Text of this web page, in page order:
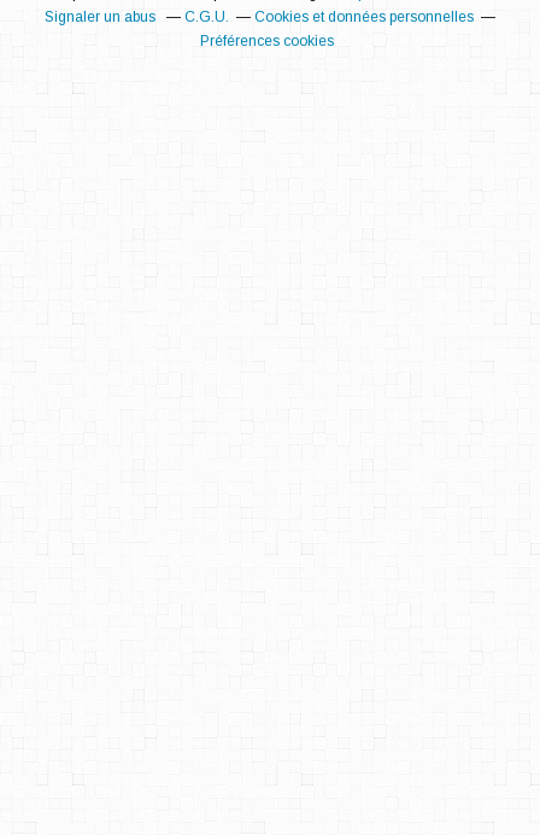
Signaler un abus
C.G.U.
Cookies et données personnelles
Préférences cookies